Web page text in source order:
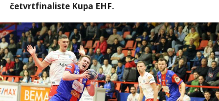
četvrtfinaliste Kupa EHF.